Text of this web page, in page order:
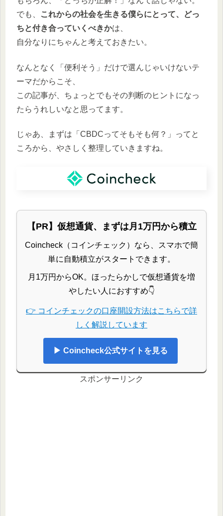
でも、
これからの社会を生きる僕らにとって、どっ
ちと付き合っていくべきかは、
自分なりにちゃんと考えておきたい。
なんとなく「便利そう」だけで選んじゃいけないテ
ーマだからこそ、
この記事が、ちょっとでもその判断のヒントになっ
たらうれしいなと思ってます。
じゃあ、まずは「CBDCってそもそも何？」ってと
ころから、やさしく整理していきますね。
【PR】仮想通貨、まずは月1万円から積立
Coincheck（コインチェック）なら、スマホで簡
単に自動積立がスタートできます。
月1万円からOK。ほったらかしで仮想通貨を増
やしたい人におすすめ👇
👉 コインチェックの口座開設方法はこちらで詳
しく解説しています
▶ Coincheck公式サイトを見る
スポンサーリンク